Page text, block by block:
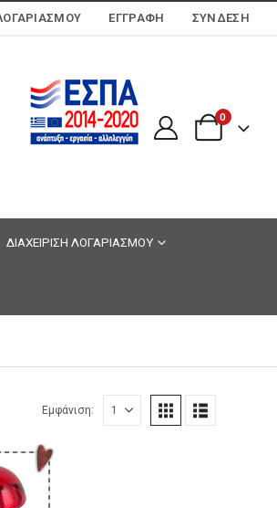
ΕΓΓΡΑΦΗ ΣΎΝΔΕΣΗ
0
ΔΙΑΧΕΙΡΙΣΗ ΛΟΓΑΡΙΑΣΜΟΥ
Εμφάνιση: